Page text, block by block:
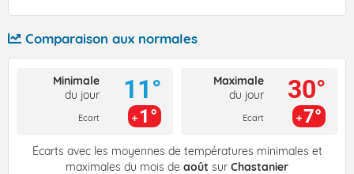
Comparaison aux normales
Minimale
du jour
Ecart
11°
1°
Maximale
du jour
Ecart
30°
7°
Écarts avec les moyennes de températures minimales et
maximales du mois de août sur Chastanier